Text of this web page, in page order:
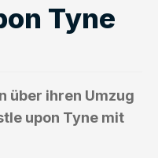
Tyne
über ihren Umzug
upon Tyne mit